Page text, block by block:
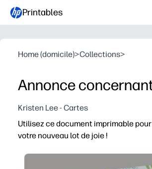
Printables
Home (domicile)>Collections>
Annonce
Kristen Lee - Cartes
Utilisez ce document imprimable
votre nouveau lot de joie !
Vous imprimez en quelques